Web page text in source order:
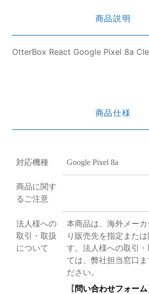
商品説明
OtterBox React Google Pixel 8a
商品仕様
対応機種 Google Pixel 8a
商品に関す
るご注意
法人様への
取引・取扱
について
本商品は、海外メー
り販売先を指定また
す。法人様への取引
ては、弊社担当窓口ま
ださい。
【 問い合わせフォーム